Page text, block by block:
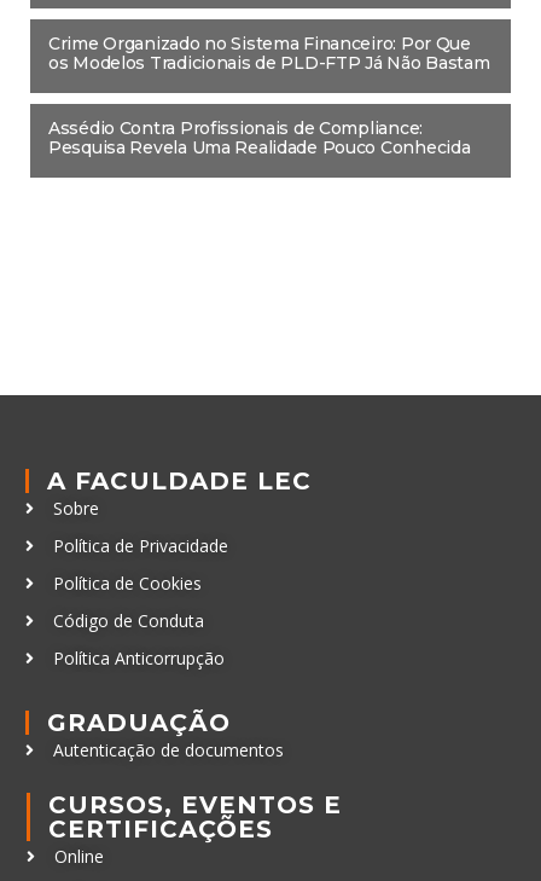
Crime Organizado no Sistema Financeiro: Por Que
os Modelos Tradicionais de PLD-FTP Já Não Bastam
Assédio Contra Profissionais de Compliance:
Pesquisa Revela Uma Realidade Pouco Conhecida
A FACULDADE LEC
Sobre
Política de Privacidade
Política de Cookies
Código de Conduta
Política Anticorrupção
GRADUAÇÃO
Autenticação de documentos
CURSOS, EVENTOS E
CERTIFICAÇÕES
Online